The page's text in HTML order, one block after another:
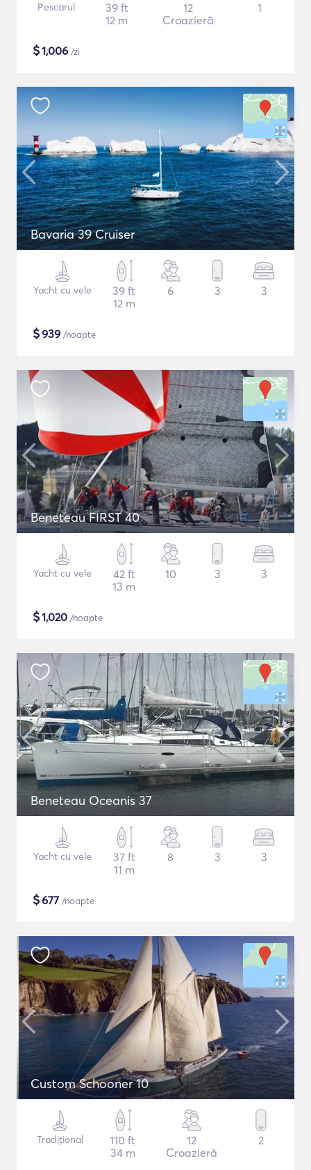
Pescarul
39 ft
12 m
12
Croazieră
1
$1,006 /zi
Bavaria 39 Cruiser
Yacht cu vele
39 ft
12 m
6 3 3
$939 /noapte
Beneteau FIRST 40
Yacht cu vele
42 ft
13 m
10 3 3
$1,020 /noapte
Beneteau Oceanis 37
Yacht cu vele
37 ft
11 m
8 3 3
$677 /noapte
Custom Schooner 10
Tradițional
110 ft
34 m
12
Croazieră
2